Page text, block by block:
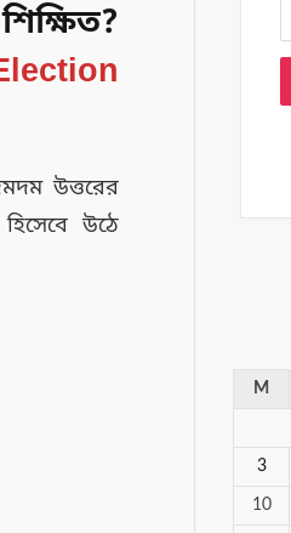
উত্তরের
হিসেবে উঠে
M
3
10